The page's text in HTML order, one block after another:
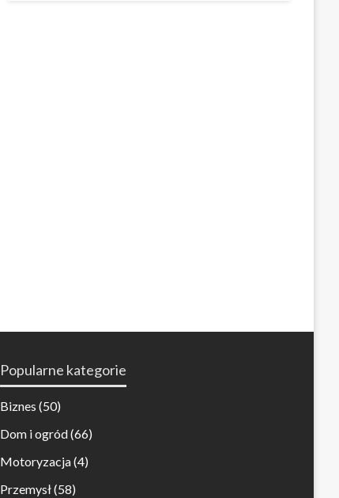
Popularne kategorie
Biznes (50)
Dom i ogród(66)
Motoryzacja(4)
Przemysł(58)